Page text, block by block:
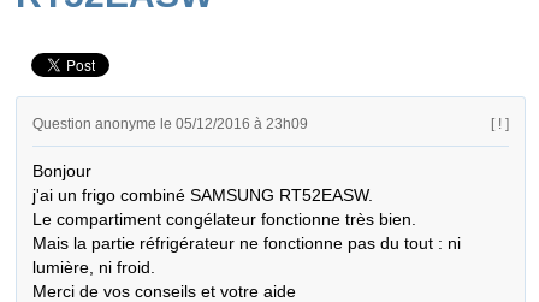
Question anonyme le 05/12/2016 à 23h09 [ ! ]
Bonjour
j'ai un frigo combiné SAMSUNG RT52EASW.
Le compartiment congélateur fonctionne très bien.
Mais la partie réfrigérateur ne fonctionne pas du tout : ni
lumière, ni froid.
Merci de vos conseils et votre aide